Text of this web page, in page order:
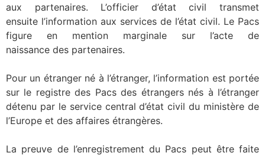
aux partenaires. L’officier d’état civil transmet
ensuite l’information aux services de l’état civil. Le Pacs
figure en mention marginale sur l’acte de
naissance des partenaires.
Pour un étranger né à l’étranger, l’information est portée
sur le registre des Pacs des étrangers nés à l’étranger
détenu par le service central d’état civil du ministère de
l’Europe et des affaires étrangères.
La preuve de l’enregistrement du Pacs peut être faite